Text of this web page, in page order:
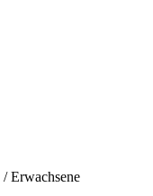
/ Erwachsene